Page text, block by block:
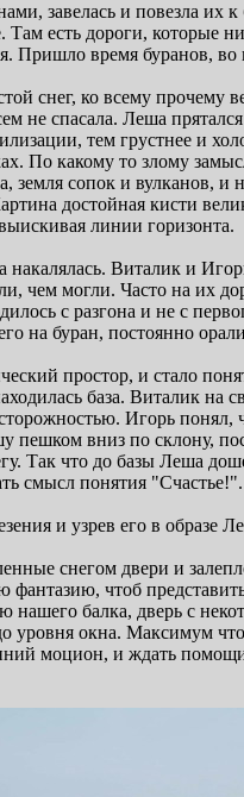
завелась и повезла их
есть дороги, которые
Пришло время буранов, во
снег, ко всему прочему
не спасала. Леша
тем грустнее и
По какому то злому
земля сопок и вулканов,
достойная кисти
линии горизонта.
накалялась. Виталик и
чем могли. Часто на их
с разгона и не с
на буран, постоянно
простор, и стало
база. Виталик на
Игорь
пешком вниз по склону,
Так что до базы Леша
смысл понятия
и узрев его в
снегом двери и
фантазию, чтоб
нашего балка, дверь с
уровня окна. Максимум
моцион, и ждать